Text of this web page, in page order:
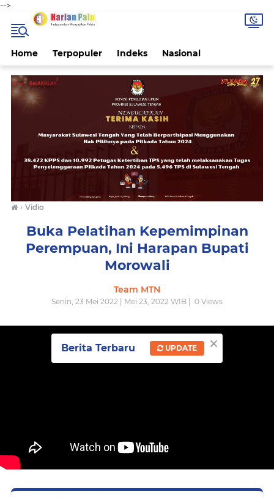
-->
Home Terpopuler Indeks Nasional
› Vidio
Buka Pelatihan Kepemimpinan
Perempuan, Ini Harapan Bupati
Morowali
Team MTN
Senin, 23 Mei 2022 | Mei 23, 2022 WIB | 0 Views
×
Berita Terbaru UPDATE